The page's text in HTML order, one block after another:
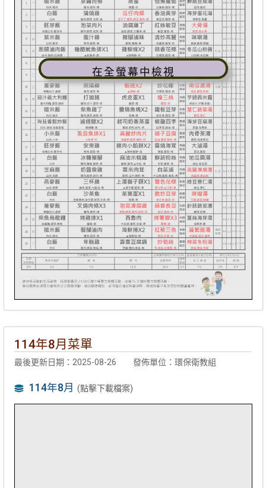
在全螢幕中檢視
114年8月菜單
最後更新日期：2025-08-26 發佈單位：環保衛教組
114年8月 (點擊下載檔案)